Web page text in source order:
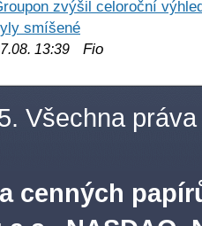
zvýšil celoroční
smíšené
13:39 Fio
Všechna práva
cenných